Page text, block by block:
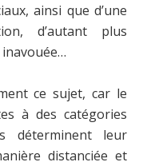
ainsi que d’une
d’autant plus
ce sujet, car le
à des catégories
déterminent leur
distanciée et